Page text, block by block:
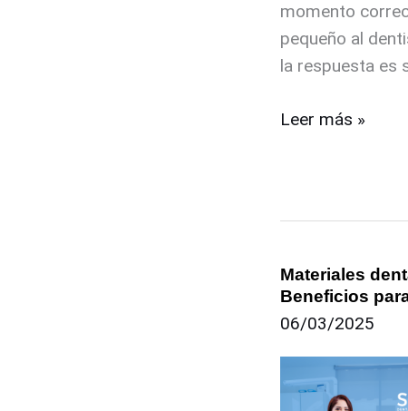
momento
pequeño al
la respuesta es
Leer más »
Materiales
Beneficios
06/03/2025
Materiales
dentales
de
calidad:
Beneficios